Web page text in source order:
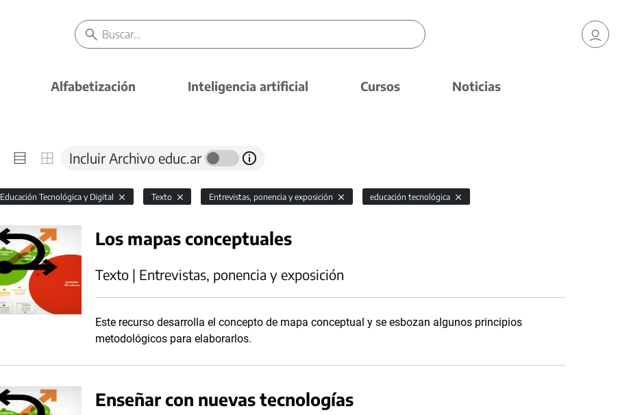
Alfabetización Inteligencia artificial Cursos Noticias
Incluir Archivo educ.ar
Educación Tecnológica y Digital Texto Entrevistas, ponencia y exposición educación tecnológica
Los mapas conceptuales
Texto | Entrevistas, ponencia y exposición
Este recurso desarrolla el concepto de mapa conceptual y se esbozan algunos principios
metodológicos para elaborarlos.
Enseñar con nuevas tecnologías